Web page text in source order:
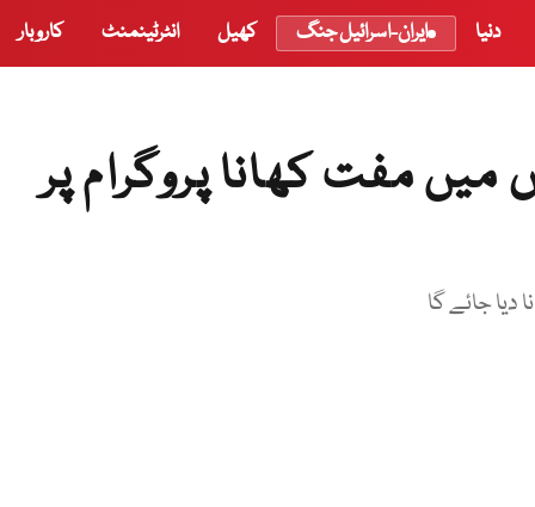
دنیا ایران-اسرائیل جنگ کھیل انٹرٹینمنٹ کاروبار
میں مفت کھانا پروگرام پر